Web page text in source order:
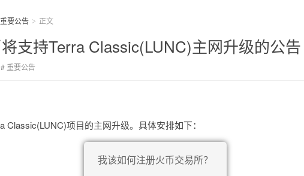
重要公告 > 正文
支持Terra Classic(LUNC)主网升级的公告
重要公告
Classic(LUNC)项目的主网升级。具体安排如下：
我该如何注册火币交易所？